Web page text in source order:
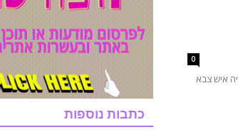
0
איש צבא
כתבות נוספות